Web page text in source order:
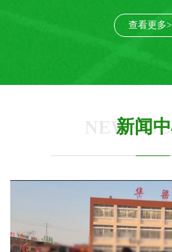
查看更多
NEWS
新闻